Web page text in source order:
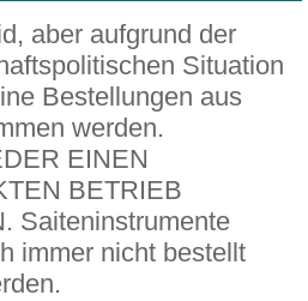
aber aufgrund der
Situation
Bestellungen aus
werden.
EINEN
BETRIEB
Saiteninstrumente
immer nicht bestellt